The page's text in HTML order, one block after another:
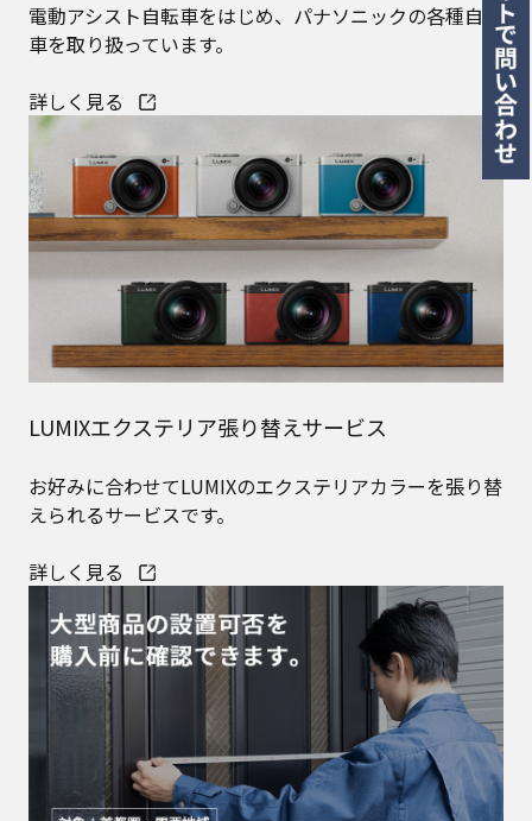
電動アシスト自転車をはじめ、パナソニックの各種自転
車を取り扱っています。
詳しく見る
LUMIXエクステリア張り替えサービス
お好みに合わせてLUMIXのエクステリアカラーを張り替
えられるサービスです。
詳しく見る